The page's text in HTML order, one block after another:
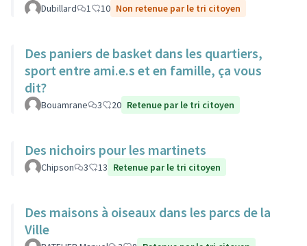
Dubillard 1 10 Non retenue par le tri citoyen
Des paniers de basket dans les quartiers,
sport entre ami.e.s et en famille, ça vous
dit?
Bouamrane 3 20 Retenue par le tri citoyen
Des nichoirs pour les martinets
Chipson 3 13 Retenue par le tri citoyen
Des maisons à oiseaux dans les parcs de la
Ville